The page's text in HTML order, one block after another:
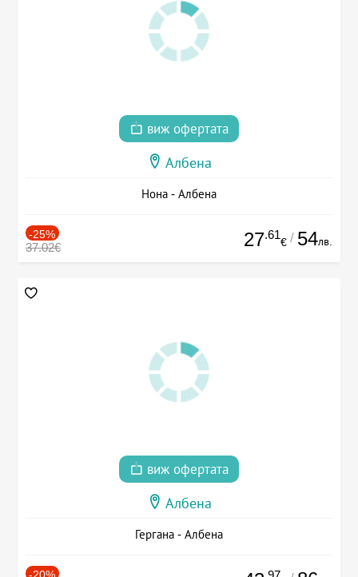
виж офертата
Албена
Нона - Албена
-25%
37.02€ 27.61
€ / 54лв.
виж офертата
Албена
Гергана - Албена